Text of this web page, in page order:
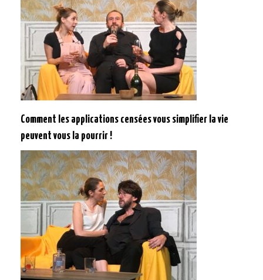
Comment les applications censées vous simplifier la vie
peuvent vous la pourrir !